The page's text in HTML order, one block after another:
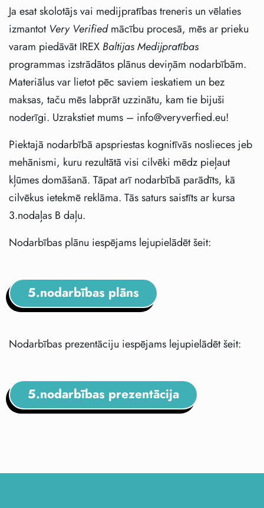
Ja esat skolotājs vai medijpratības treneris un vēlaties
izmantotVery Verifiedmācību procesā, mēs ar prieku
varam piedāvāt IREX Baltijas Medijpratības
programmas izstrādātos plānus deviņām nodarbībām.
Materiālus var lietot pēc saviem ieskatiem un bez
maksas, taču mēs labprāt uzzinātu, kam tie bijuši
noderīgi. Uzrakstiet mums – info@veryverfied.eu!
Piektajā nodarbībā apspriestas kognitīvās noslieces jeb
mehānismi, kuru rezultātā visi cilvēki mēdz pieļaut
kļūmes domāšanā. Tāpat arī nodarbībā parādīts, kā
cilvēkus ietekmē reklāma. Tās saturs saistīts ar kursa
3.nodaļas B daļu.
Nodarbības plānu iespējams lejupielādēt šeit:
5.nodarbības plāns
Nodarbības prezentāciju iespējams lejupielādēt šeit:
5.nodarbības prezentācija